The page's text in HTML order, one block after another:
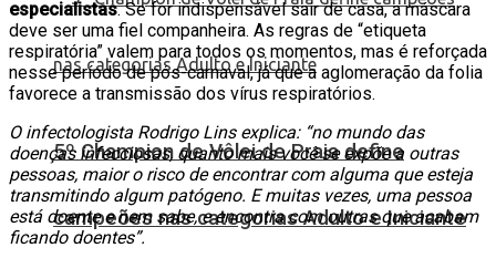
5º Champion de Vôlei de Praia define
campeões nas categorias Adulto e Iniciante
especialistas. Se for indispensável sair de casa, a máscara
deve ser uma fiel companheira. As regras de “etiqueta
respiratória” valem para todos os momentos, mas é reforçada
nesse período de pós-carnaval, já que a aglomeração da folia
favorece a transmissão dos vírus respiratórios.
O infectologista Rodrigo Lins explica: “no mundo das
doenças infecciosas, quanto mais você se expõe a outras
pessoas, maior o risco de encontrar com alguma que esteja
transmitindo algum patógeno. E muitas vezes, uma pessoa
está doente e nem sabe, e encontra com outras que acabam
ficando doentes”.